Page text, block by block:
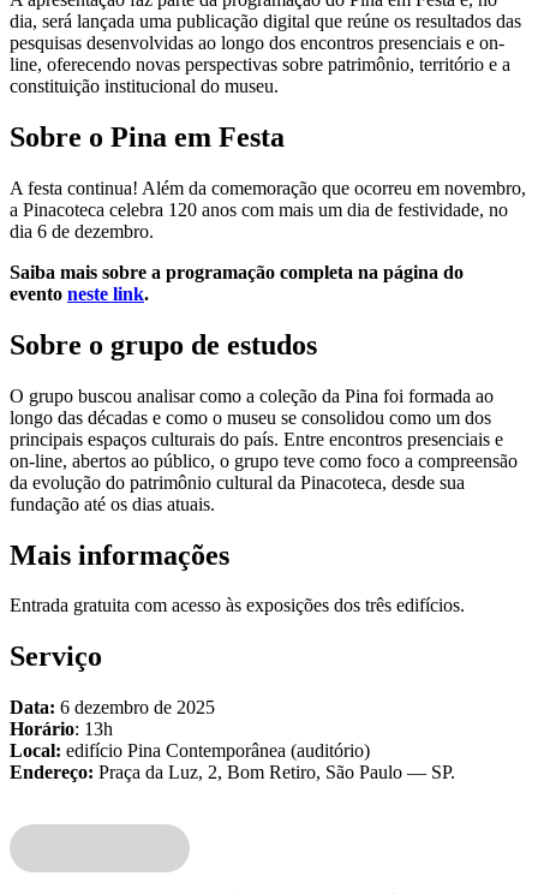
dia, será lançada uma publicação digital que reúne os resultados das
pesquisas desenvolvidas ao longo dos encontros presenciais e on-
line, oferecendo novas perspectivas sobre patrimônio, território e a
constituição institucional do museu.
Sobre o Pina em Festa
A festa continua! Além da comemoração que ocorreu em novembro,
a Pinacoteca celebra 120 anos com mais um dia de festividade, no
dia 6 de dezembro.
Saiba mais sobre a programação completa na página do
evento neste link.
Sobre o grupo de estudos
O grupo buscou analisar como a coleção da Pina foi formada ao
longo das décadas e como o museu se consolidou como um dos
principais espaços culturais do país. Entre encontros presenciais e
on-line, abertos ao público, o grupo teve como foco a compreensão
da evolução do patrimônio cultural da Pinacoteca, desde sua
fundação até os dias atuais.
Mais informações
Entrada gratuita com acesso às exposições dos três edifícios.
Serviço
Data: 6 dezembro de 2025
Horário: 13h
Local: edifício Pina Contemporânea (auditório)
Endereço: Praça da Luz, 2, Bom Retiro, São Paulo — SP.